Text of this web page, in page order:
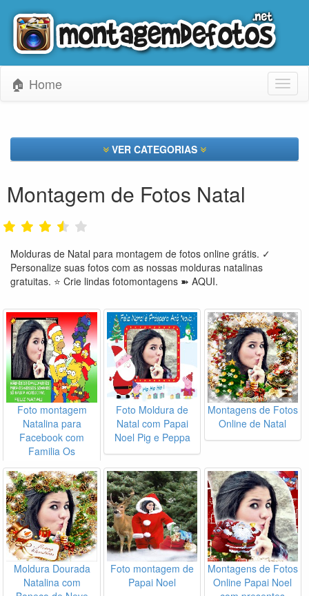
🏠 Home
VER CATEGORIAS
Montagem de Fotos Natal
Molduras de Natal para montagem de fotos online grátis. ✓
Personalize suas fotos com as nossas molduras natalinas
gratuitas. ⭐ Crie lindas fotomontagens ➽ AQUI.
Foto montagem
Natalina para
Facebook com
Familia Os
Simpsons
Foto Moldura de
Natal com Papai
Noel Pig e Peppa
Montagens de Fotos
Online de Natal
Moldura Dourada
Natalina com
Foto montagem de
Papai Noel
Montagens de Fotos
Online Papai Noel